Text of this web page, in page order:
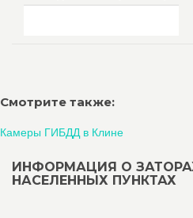
Смотрите также:
Камеры ГИБДД в Клине
ИНФОРМАЦИЯ О
НАСЕЛЕННЫХ ПУНКТАХ